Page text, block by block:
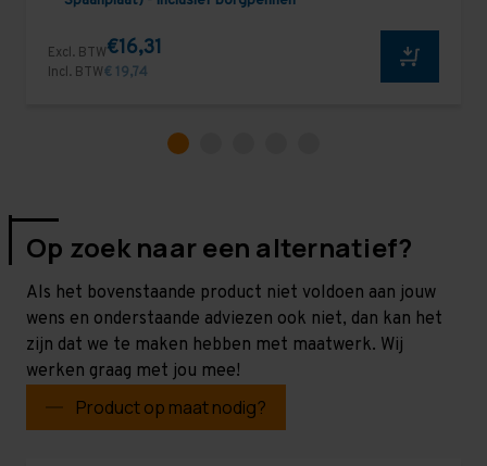
Excl. BTW€16,31
Incl. BTW€ 19,74
Op zoek naar een alternatief?
Als het bovenstaande product niet voldoen aan jouw
wens en onderstaande adviezen ook niet, dan kan het
zijn dat we te maken hebben met maatwerk. Wij
werken graag met jou mee!
Product op maat nodig?